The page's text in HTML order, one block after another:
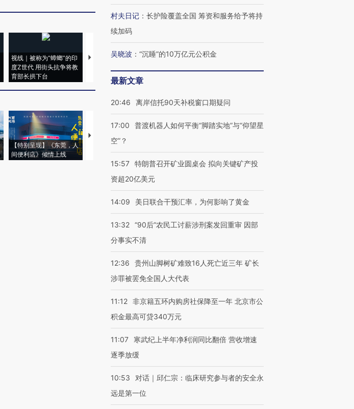
视线｜被称为“蟑螂”的印
度Z世代 用街头抗争将教
育部长拱下台
视线｜“入侵”还是“人道危
飞地休达
湖北宜昌局部短时降雨
【特别呈现】《东莞，人
间便利店》倾情上线
【推广】走进第四届链博
会，让数智科技“链”接产
有意思的生活方式·第三对
住三大增长引擎是什么？
村夫日记 ： 长护险覆盖全国 筹资和服务给予将持
续加码
吴晓波 ： “沉睡”的10万亿元公积金
最新文章
20:46 离岸信托90天补税窗口期疑问
17:00
普渡机器人如何平衡“脚踏实地”与“仰望星
空”？
15:57 特朗普召开矿业圆桌会 拟向关键矿产投
资超20亿美元
14:09 美日联合干预汇率，为何影响了黄金
13:32 “90后”农民工讨薪涉刑案发回重审 因部
分事实不清
12:36
贵州山脚树矿难致16人死亡近三年 矿长
涉罪被罢免全国人大代表
11:12 非京籍五环内购房社保降至一年 北京市公
积金最高可贷340万元
11:07
寒武纪上半年净利润同比翻倍 营收增速
逐季放缓
10:53
对话｜邱仁宗：临床研究参与者的安全永
远是第一位